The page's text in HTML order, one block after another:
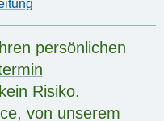
persönlichen
Risiko.
von unserem